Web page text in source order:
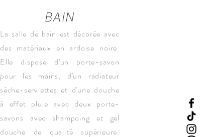
BAIN
La salle de bain est décorée avec
des matériaux en ardoise noire.
Elle dispose d'un porte-savon
pour les mains, d'un radiateur
sèche-serviettes et d'une douche
à effet pluie avec deux porte-
savons avec shampoing et gel
douche de qualité supérieure.